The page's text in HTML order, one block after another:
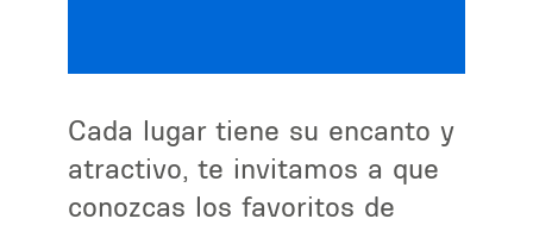
Cada lugar tiene su encanto y
atractivo, te invitamos a que
conozcas los favoritos de